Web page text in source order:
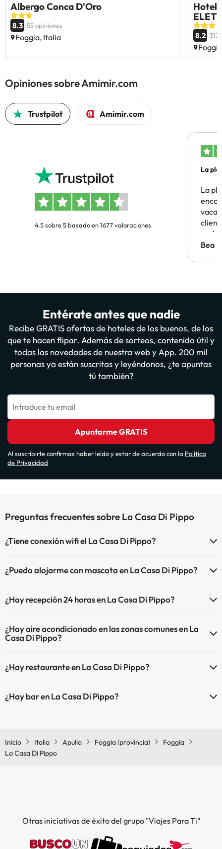
Albergo Conca D'Oro
8.3 55 opiniones
Foggia, Italia
Hotel
8.2 313
Opiniones sobre Amimir.com
Trustpilot Amimir.com
4.5 sobre 5 basado en 1677 valoraciones
La
La
Bea
Entérate antes que nadie
Recibe GRATIS ofertas de hoteles de los buenos, de los
que te hacen flipar. Además de sorteos, contenido útil y
todas las novedades de nuestra web y App. 200 mil
personas ya están suscritas y leyéndonos, ¿te apuntas
tú también?
Introduce tu email
Apuntarme GRATIS
Al suscribirte confirmas haber leído y estar de acuerdo con la Política
de Privacidad
Preguntas frecuentes sobre La Casa Di Pippo
¿Tiene conexión wifi el La Casa Di Pippo?
¿Puedo alojarme con mascota en La Casa Di Pippo?
directo en hotel). Consulta las condiciones.
¿Hay recepción 24 horas en La Casa Di Pippo?
¿Hay aire acondicionado en las zonas comunes en La
Casa Di Pippo?
¿Hay restaurante en La Casa Di Pippo?
¿Hay bar en La Casa Di Pippo?
Inicio Italia Apulia Foggia (provincia)
Foggia
La Casa Di Pippo
Otras iniciativas de éxito del grupo "Viajes Para Ti"